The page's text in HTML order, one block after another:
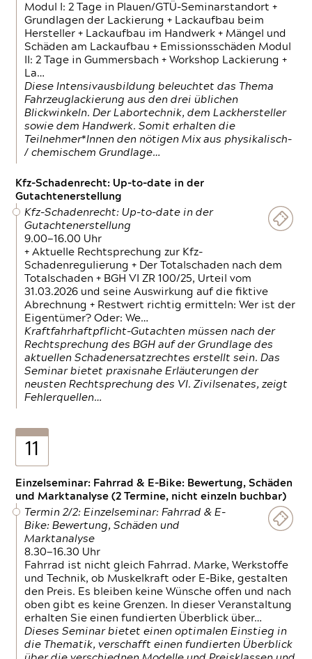
Modul I: 2 Tage in Plauen/GTÜ-Seminarstandort +
Grundlagen der Lackierung + Lackaufbau beim
Hersteller + Lackaufbau im Handwerk + Mängel und
Schäden am Lackaufbau + Emissionsschäden Modul
II: 2 Tage in Gummersbach + Workshop Lackierung +
La…
Diese Intensivausbildung beleuchtet das Thema
Fahrzeuglackierung aus den drei üblichen
Blickwinkeln. Der Labortechnik, dem Lackhersteller
sowie dem Handwerk. Somit erhalten die
Teilnehmer*Innen den nötigen Mix aus physikalisch-
/ chemischem Grundlage…
Kfz-Schadenrecht: Up-to-date in der
Gutachtenerstellung
Kfz-Schadenrecht: Up-to-date in der
Gutachtenerstellung
9.00—16.00 Uhr
+ Aktuelle Rechtsprechung zur Kfz-
Schadenregulierung + Der Totalschaden nach dem
Totalschaden + BGH VI ZR 100/25, Urteil vom
31.03.2026 und seine Auswirkung auf die fiktive
Abrechnung + Restwert richtig ermitteln: Wer ist der
Eigentümer? Oder: We…
Kraftfahrhaftpflicht-Gutachten müssen nach der
Rechtsprechung des BGH auf der Grundlage des
aktuellen Schadenersatzrechtes erstellt sein. Das
Seminar bietet praxisnahe Erläuterungen der
neusten Rechtsprechung des VI. Zivilsenates, zeigt
Fehlerquellen…
11
Einzelseminar: Fahrrad & E-Bike: Bewertung, Schäden
und Marktanalyse (2 Termine, nicht einzeln buchbar)
Termin 2/2: Einzelseminar: Fahrrad & E-
Bike: Bewertung, Schäden und
Marktanalyse
8.30—16.30 Uhr
Fahrrad ist nicht gleich Fahrrad. Marke, Werkstoffe
und Technik, ob Muskelkraft oder E-Bike, gestalten
den Preis. Es bleiben keine Wünsche offen und nach
oben gibt es keine Grenzen. In dieser Veranstaltung
erhalten Sie einen fundierten Überblick über…
Dieses Seminar bietet einen optimalen Einstieg in
die Thematik, verschafft einen fundierten Überblick